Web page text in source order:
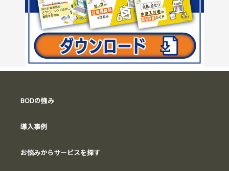
BODの強み
導入事例
お悩みからサービスを探す